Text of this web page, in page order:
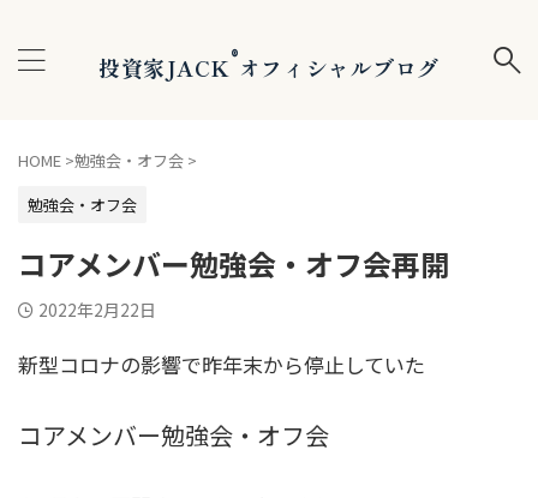
投資家JACK®オフィシャルブログ
HOME >勉強会・オフ会 >
勉強会・オフ会
コアメンバー勉強会・オフ会再開
2022年2月22日
新型コロナの影響で昨年末から停止していた
コアメンバー勉強会・オフ会